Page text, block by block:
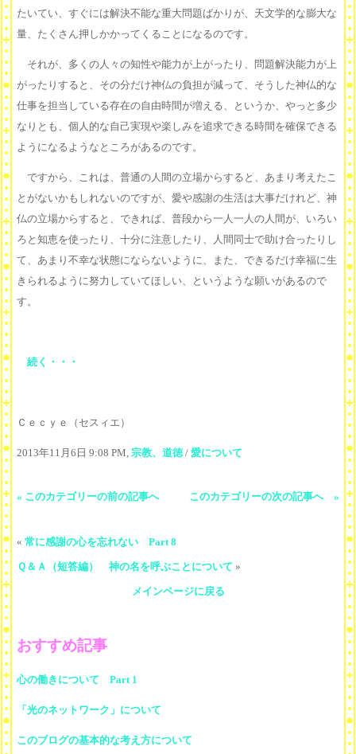
たいてい、すぐには解決不能な重大問題ばかりが、天文学的な膨大な
量、たくさん押しかかってくることになるのです。
それが、多くの人々の知性や能力が上がったり、問題解決能力が上
がったりすると、その分だけ神仏の負担が減って、そうした神仏的な
仕事を担当している存在の自由時間が増える、というか、やっと多少
なりとも、個人的な自己実現や楽しみを追求できる時間を確保できる
ようになるようなところがあるのです。
ですから、これは、普通の人間の立場からすると、あまり考えたこ
とがないかもしれないのですが、愛や感謝の生活は大事だけれど、神
仏の立場からすると、できれば、普段から一人一人の人間が、いろい
ろと知恵を使ったり、十分に注意したり、人間同士で助け合ったりし
て、あまり不幸な状態にならないように、また、できるだけ幸福に生
きられるように努力していてほしい、というような願いがあるので
す。
続く・・・
Ｃｅｃｙｅ（セスィエ）
2013年11月6日 9:08 PM, 宗教、道徳/ 愛について
« このカテゴリーの前の記事へ このカテゴリーの次の記事へ »
« 常に感謝の心を忘れない Part 8
Ｑ＆Ａ（短答編） 神の名を呼ぶことについて »
メインページに戻る
おすすめ記事
心の働きについて Part 1
「光のネットワーク」について
このブログの基本的な考え方について